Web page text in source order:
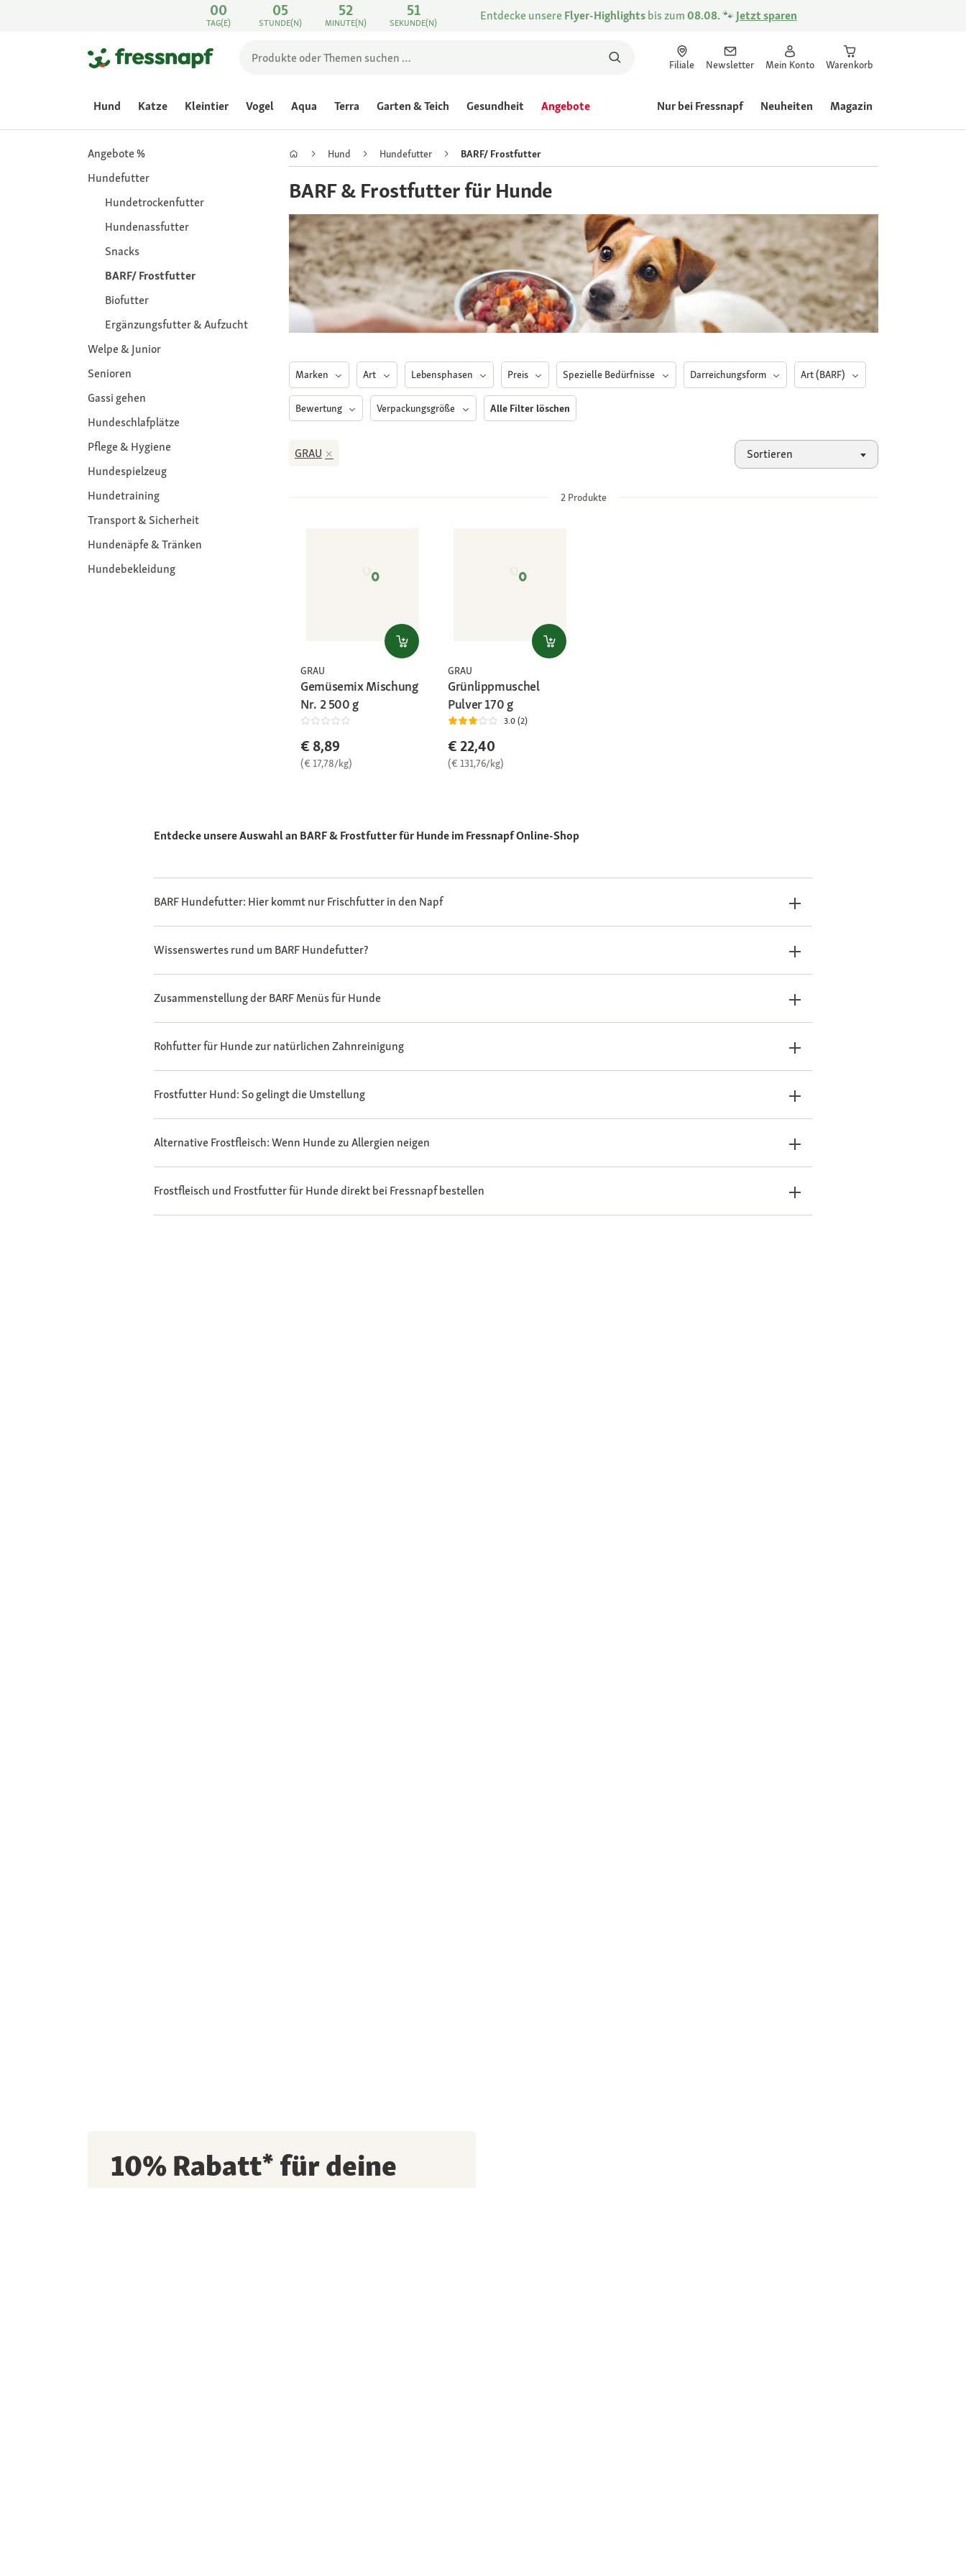
00
TAG(E)
05
STUNDE(N)
52
MINUTE(N)
51
SEKUNDE(N) Entdecke unsere Flyer-Highlightsbis zum08.08.🐾 Jetzt sparen
Filiale Newsletter Mein Konto Warenkorb
Hund Katze Kleintier Vogel Aqua Terra Garten & Teich Gesundheit Angebote Nur bei Fressnapf Neuheiten Magazin
Angebote %
Hundefutter
Hundetrockenfutter
Hundenassfutter
Snacks
BARF/ Frostfutter
Biofutter
Ergänzungsfutter & Aufzucht
Welpe & Junior
Senioren
Gassi gehen
Hundeschlafplätze
Pflege & Hygiene
Hundespielzeug
Hundetraining
Transport & Sicherheit
Hundenäpfe & Tränken
Hundebekleidung
Hund Hundefutter BARF/ Frostfutter
BARF & Frostfutter für Hunde
Marken Art Lebensphasen Preis Spezielle Bedürfnisse Darreichungsform Art (BARF)
Bewertung Verpackungsgröße Alle Filter löschen
Sortieren
GRAU
2 Produkte
GRAU
Gemüsemix Mischung
Nr. 2 500 g
€ 8,89
(€ 17,78/kg)
GRAU
Grünlippmuschel
Pulver 170 g
3.0 (2)
€ 22,40
(€ 131,76/kg)
Entdecke unsere Auswahl an BARF & Frostfutter für Hunde im Fressnapf Online-Shop
BARF Hundefutter: Hier kommt nur Frischfutter in den Napf
Wissenswertes rund um BARF Hundefutter?
Zusammenstellung der BARF Menüs für Hunde
Rohfutter für Hunde zur natürlichen Zahnreinigung
Frostfutter Hund: So gelingt die Umstellung
Alternative Frostfleisch: Wenn Hunde zu Allergien neigen
Frostfleisch und Frostfutter für Hunde direkt bei Fressnapf bestellen
10% Rabatt* für deine